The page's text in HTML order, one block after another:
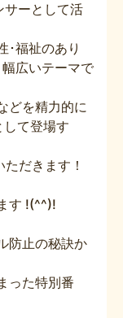
ーとして活
･福祉のあり
広いテーマで
どを精力的に
て登場す
だきます！
す !(^^)!
防止の秘訣か
った特別番